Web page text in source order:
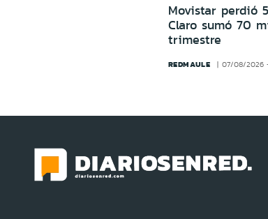
Movistar perdió
Claro sumó 70
trimestre
REDMAULE 07/08/2026 -